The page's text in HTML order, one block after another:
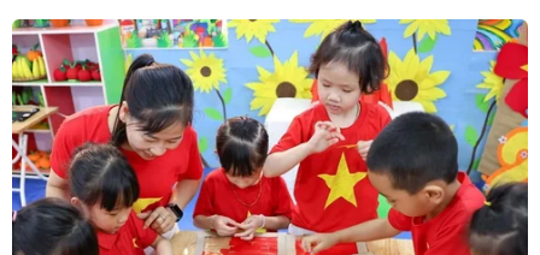
TIN CÙNG CHUYÊN MỤC